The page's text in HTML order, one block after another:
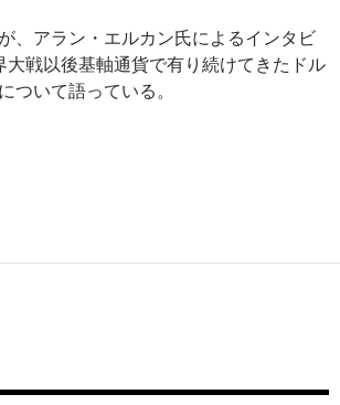
、アラン・エルカン氏によるインタビ
大戦以後基軸通貨で有り続けてきたドル
ついて語っている。
ン氏: ドルからの離脱が今のトレンド、